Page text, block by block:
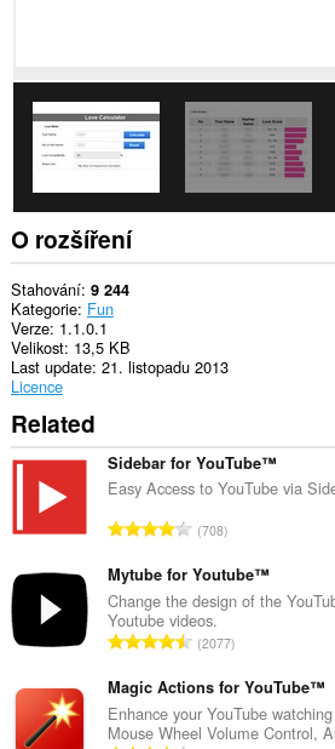
extension
store
an
unlimited
amount
of
client-
side
data.
O rozšíření
Stahování 9 244
Kategorie Fun
Verze 1.1.0.1
Velikost 13,5 KB
Last update 21. listopadu 2013
Licence
Related
Sidebar for YouTube™
Easy Access to YouTube via
C
l
k
o
v
p
o
708
Mytube for Youtube™
Change the design of the
Youtube videos.
C
l
k
o
2077
Magic Actions for YouTube™
Enhance your YouTube
Mouse Wheel Volume Control,